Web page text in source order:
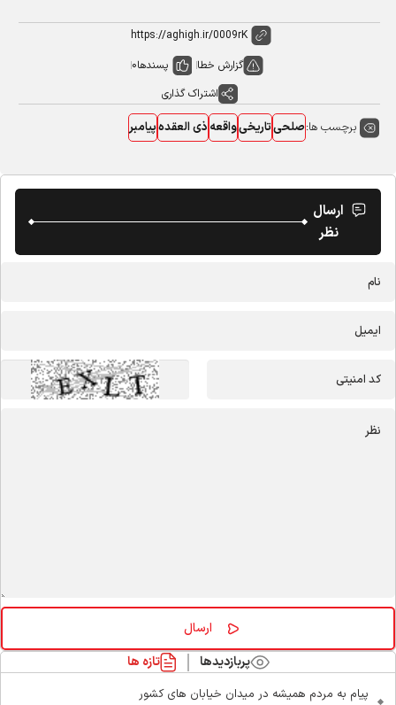
گزارش خطا پسندها0
اشتراک گذاری
برچسب ها:صلحیتاریخیواقعهذی العقدهپیامبر
ارسال
نظر
پربازدیدها تازه ها
پیام به مردم همیشه در میدان خیابان های کشور